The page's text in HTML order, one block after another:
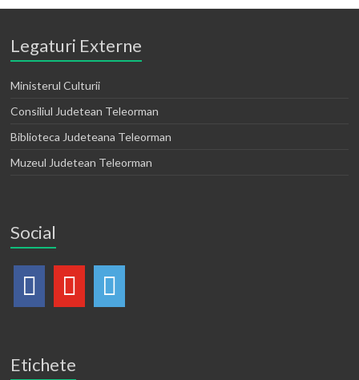
Legaturi Externe
Ministerul Culturii
Consiliul Judetean Teleorman
Biblioteca Judeteana Teleorman
Muzeul Judetean Teleorman
Social
Etichete